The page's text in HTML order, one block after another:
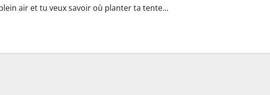
air et tu veux savoir où planter ta tente...